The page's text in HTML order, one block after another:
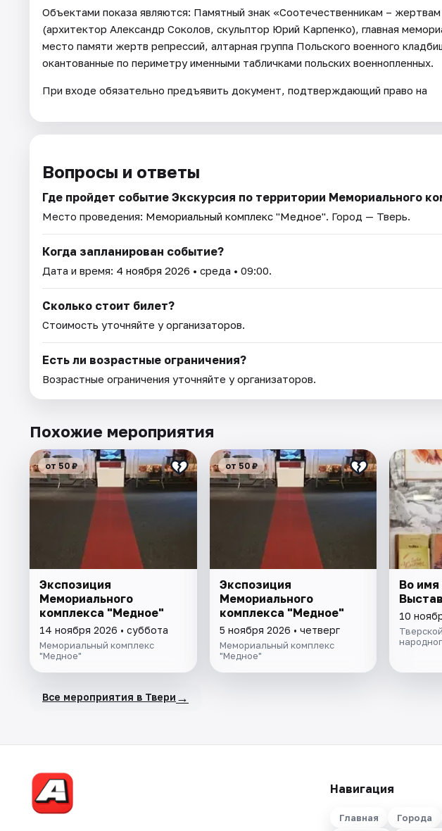
Объектами показа являются: Памятный знак «Соотечественникам – жертвам
(архитектор Александр Соколов, скульптор Юрий Карпенко), главная
место памяти жертв репрессий, алтарная группа Польского военного
окантованные по периметру именными табличками польских военнопленных.
При входе обязательно предъявить документ, подтверждающий право на
Вопросы и ответы
Где пройдет событие Экскурсия по территории Мемориального
Место проведения: Мемориальный комплекс "Медное". Город — Тверь.
Когда запланирован событие?
Дата и время: 4 ноября 2026 • среда • 09:00.
Сколько стоит билет?
Стоимость уточняйте у организаторов.
Есть ли возрастные ограничения?
Возрастные ограничения уточняйте у организаторов.
Похожие мероприятия
от 50 ₽
Экспозиция
Мемориального
комплекса "Медное"
14 ноября 2026 • суббота
Мемориальный комплекс
"Медное"
от 50 ₽
Экспозиция
Мемориального
комплекса "Медное"
5 ноября 2026 • четверг
Мемориальный комплекс
"Медное"
Во имя
10
Все мероприятия в Твери →
Навигация
Главная Города